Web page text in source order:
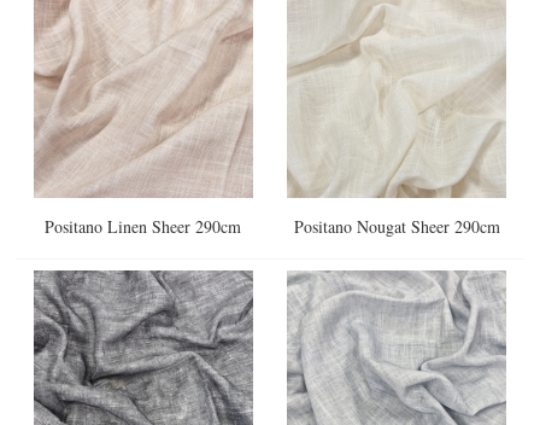
Positano Linen Sheer 290cm Positano Nougat Sheer 290cm